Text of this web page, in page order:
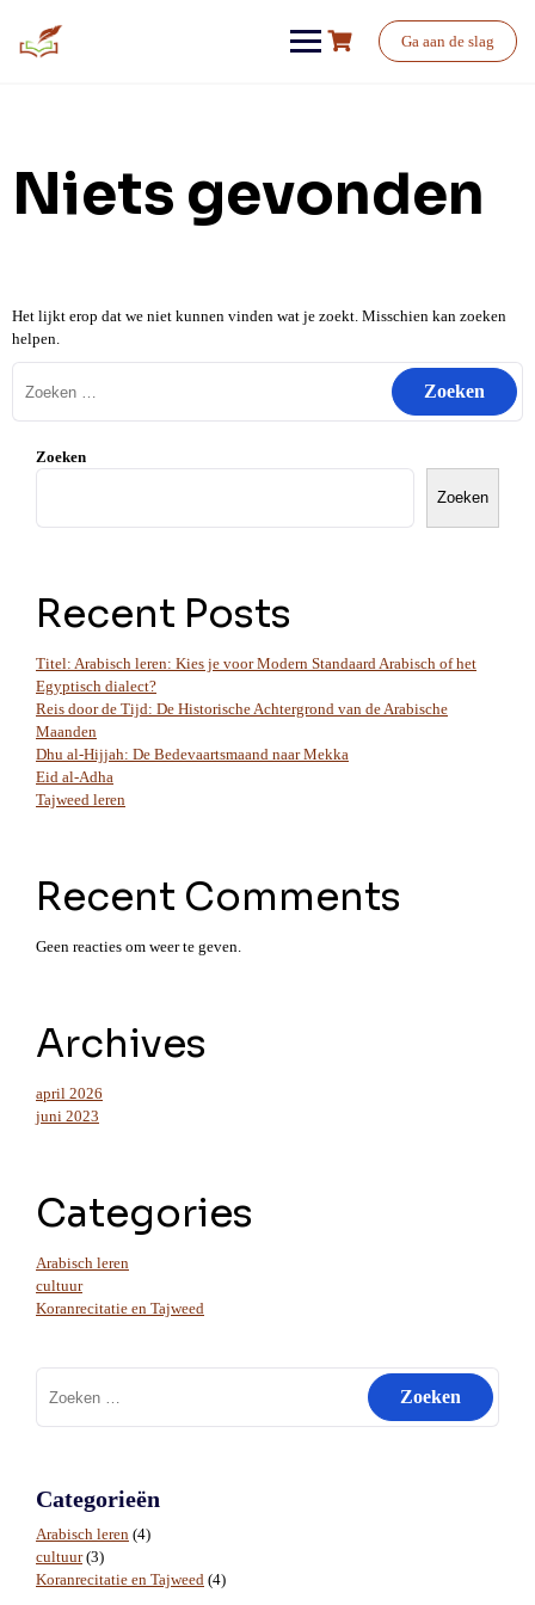
Ga aan de slag
Niets gevonden
Het lijkt erop dat we niet kunnen vinden wat je zoekt. Misschien kan zoeken
helpen.
naar:
Zoeken
Zoeken
Recent Posts
Titel: Arabisch leren: Kies je voor Modern Standaard Arabisch of het
Egyptisch dialect?
Reis door de Tijd: De Historische Achtergrond van de Arabische
Maanden
Dhu al-Hijjah: De Bedevaartsmaand naar Mekka
Eid al-Adha
Tajweed leren
Recent Comments
Geen reacties om weer te geven.
Archives
april 2026
juni 2023
Categories
Arabisch leren
cultuur
Koranrecitatie en Tajweed
naar:
Categorieën
Arabisch leren (4)
cultuur(3)
Koranrecitatie en Tajweed (4)